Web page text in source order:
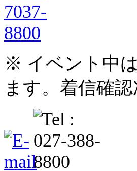
※ イベント中
ます。着信確